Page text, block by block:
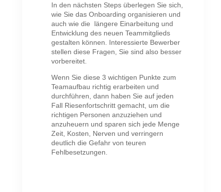
In den nächsten Steps überlegen Sie sich,
wie Sie das Onboarding organisieren und
auch wie die längere Einarbeitung und
Entwicklung des neuen Teammitglieds
gestalten können. Interessierte Bewerber
stellen diese Fragen, Sie sind also besser
vorbereitet.
Wenn Sie diese 3 wichtigen Punkte zum
Teamaufbau richtig erarbeiten und
durchführen, dann haben Sie auf jeden
Fall Riesenfortschritt gemacht, um die
richtigen Personen anzuziehen und
anzuheuern und sparen sich jede Menge
Zeit, Kosten, Nerven und verringern
deutlich die Gefahr von teuren
Fehlbesetzungen.